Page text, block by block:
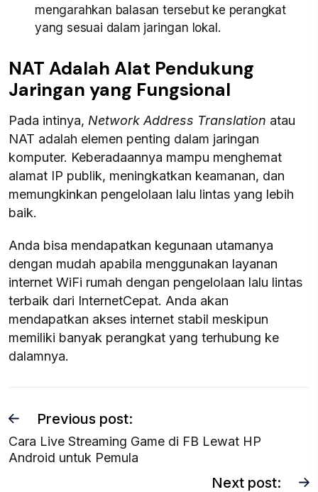
mengarahkan balasan tersebut ke perangkat
yang sesuai dalam jaringan lokal.
NAT Adalah Alat Pendukung
Jaringan yang Fungsional
Pada intinya, Network Address Translation atau
NAT adalah elemen penting dalam jaringan
komputer. Keberadaannya mampu menghemat
alamat IP publik, meningkatkan keamanan, dan
memungkinkan pengelolaan lalu lintas yang lebih
baik.
Anda bisa mendapatkan kegunaan utamanya
dengan mudah apabila menggunakan layanan
internet WiFi rumah dengan pengelolaan lalu lintas
terbaik dari InternetCepat. Anda akan
mendapatkan akses internet stabil meskipun
memiliki banyak perangkat yang terhubung ke
dalamnya.
Previous post:
Cara Live Streaming Game di FB Lewat HP
Android untuk Pemula
Next post: